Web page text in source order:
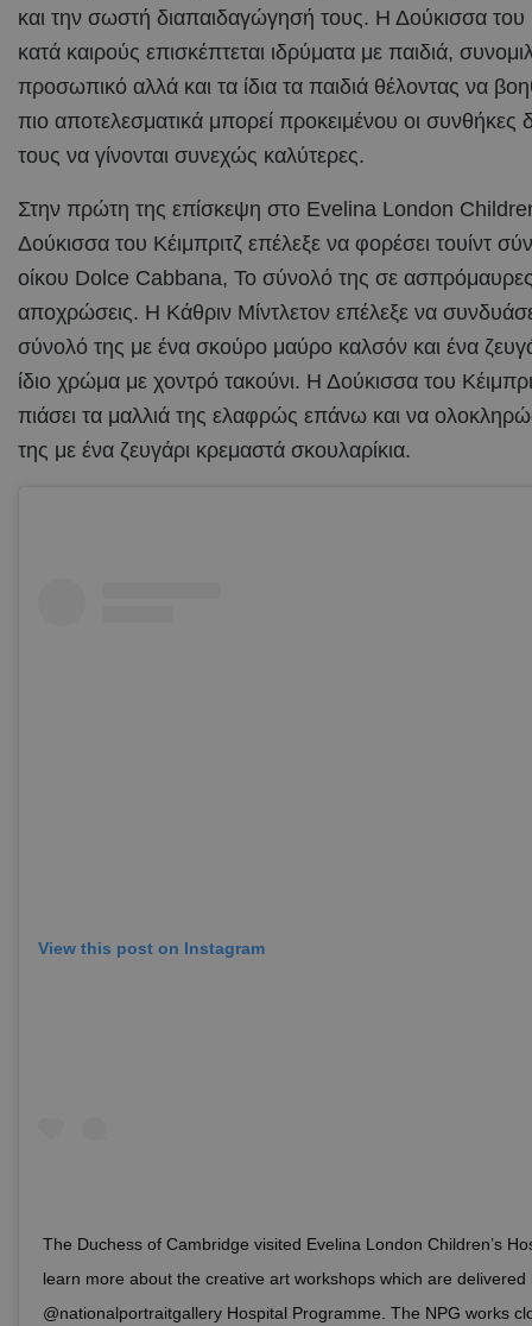
και την σωστή διαπαιδαγώγησή τους. Η Δούκισσα του
κατά καιρούς επισκέπτεται ιδρύματα με παιδιά,
προσωπικό αλλά και τα ίδια τα παιδιά θέλοντας να
πιο αποτελεσματικά μπορεί προκειμένου οι συνθήκες
τους να γίνονται συνεχώς καλύτερες.
Στην πρώτη της επίσκεψη στο Evelina London
Δούκισσα του Κέιμπριτζ επέλεξε να φορέσει τουίντ
οίκου Dolce Cabbana, Το σύνολό της σε
αποχρώσεις. Η Κάθριν Μίντλετον επέλεξε να
σύνολό της με ένα σκούρο μαύρο καλσόν και ένα
ίδιο χρώμα με χοντρό τακούνι. Η Δούκισσα του
πιάσει τα μαλλιά της ελαφρώς επάνω και να
της με ένα ζευγάρι κρεμαστά σκουλαρίκια.
View this post on Instagram
The Duchess of Cambridge visited Evelina London Children’s
learn more about the creative art workshops which are delivered
@nationalportraitgallery Hospital Programme. The NPG works